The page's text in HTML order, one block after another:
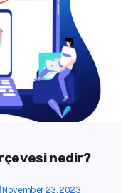
nedir?
November 23, 2023